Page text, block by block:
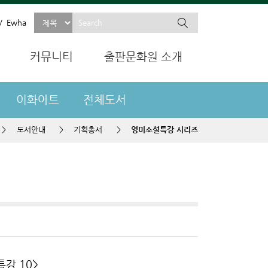
Ewha
이화아트 전체도서
커뮤니티 출판문화원 소개
> 도서안내 > 기획총서 > 영미소설특강 시리즈
강 10>